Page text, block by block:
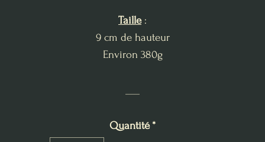
Taille:
9 cm de hauteur
Environ 380g
Quantité*